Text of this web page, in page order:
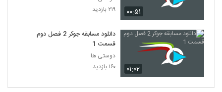
۰۰:۵۱
۲۱۹ بازدید
۰۱:۰۲
دانلود مسابقه جوکر 2 فصل دوم
قسمت 1
دوستی ها
۱۶۰ بازدید